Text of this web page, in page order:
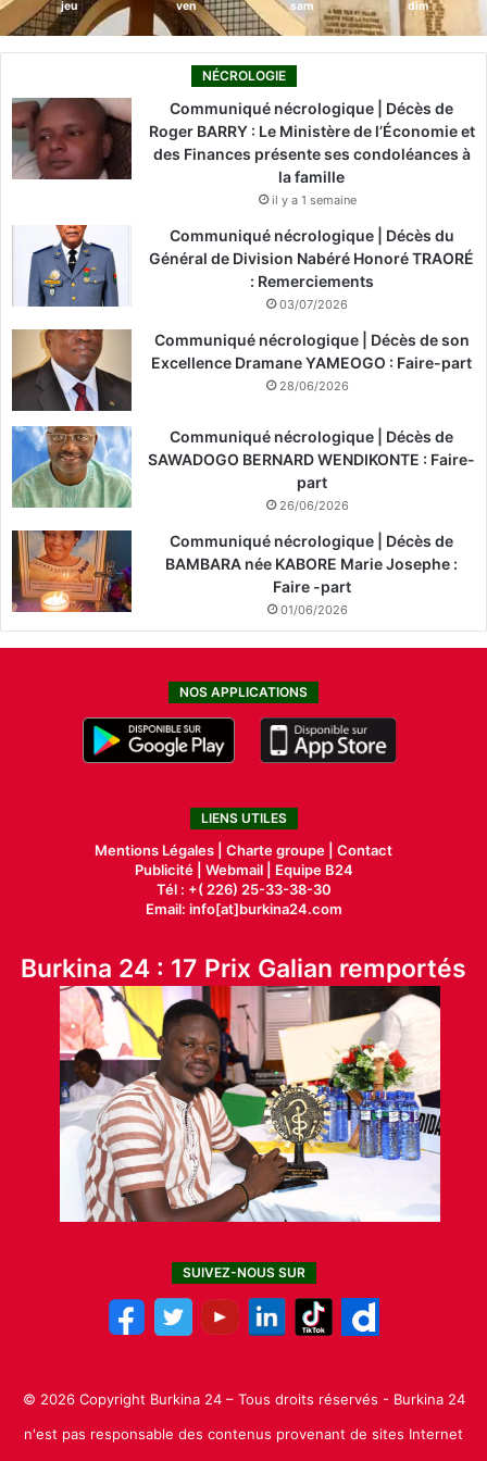
jeu ven sam dim
NÉCROLOGIE
Communiqué nécrologique | Décès de
Roger BARRY : Le Ministère de l’Économie et
des Finances présente ses condoléances à
la famille
il y a 1 semaine
Communiqué nécrologique | Décès du
Général de Division Nabéré Honoré TRAORÉ
: Remerciements
03/07/2026
Communiqué nécrologique | Décès de son
Excellence Dramane YAMEOGO : Faire-part
28/06/2026
Communiqué nécrologique | Décès de
SAWADOGO BERNARD WENDIKONTE : Faire-
part
26/06/2026
Communiqué nécrologique | Décès de
BAMBARA née KABORE Marie Josephe :
Faire -part
01/06/2026
NOS APPLICATIONS
LIENS UTILES
Mentions Légales | Charte groupe | Contact
Publicité| Webmail |
Equipe B24
Tél : +( 226) 25-33-38-30
Email: info[at]burkina24.com
Burkina 24 : 17 Prix Galian remportés
SUIVEZ-NOUS SUR
© 2026 Copyright Burkina 24 – Tous droits réservés - Burkina 24
n'est pas responsable des contenus provenant de sites Internet